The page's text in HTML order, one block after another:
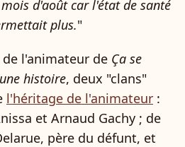
d'août car l'état de santé
plus."
l'animateur de Ça se
histoire, deux "clans"
l'héritage de l'animateur :
et Arnaud Gachy ; de
père du défunt, et